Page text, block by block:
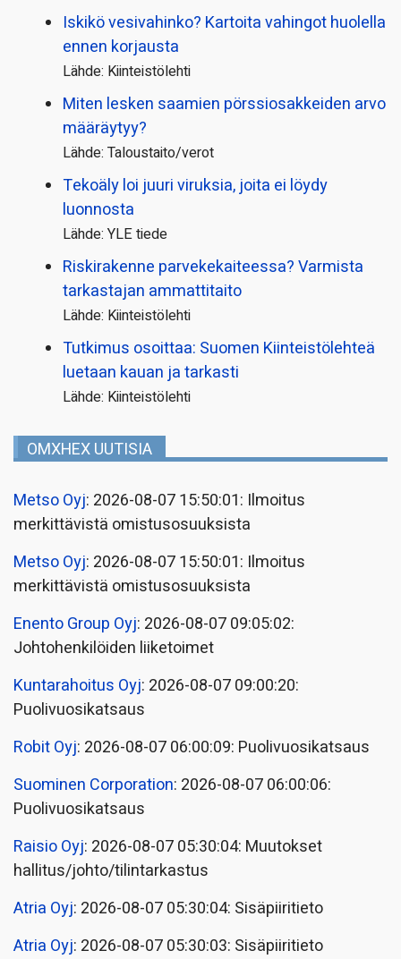
Iskikö vesivahinko? Kartoita vahingot huolella
ennen korjausta
Lähde: Kiinteistölehti
Miten lesken saamien pörssi­osakkeiden arvo
määräytyy?
Lähde: Taloustaito/verot
Tekoäly loi juuri viruksia, joita ei löydy
luonnosta
Lähde: YLE tiede
Riskirakenne parvekekaiteessa? Varmista
tarkastajan ammattitaito
Lähde: Kiinteistölehti
Tutkimus osoittaa: Suomen Kiinteistölehteä
luetaan kauan ja tarkasti
Lähde: Kiinteistölehti
OMXHEX UUTISIA
Metso Oyj: 2026-08-07 15:50:01: Ilmoitus
merkittävistä omistusosuuksista
Metso Oyj: 2026-08-07 15:50:01: Ilmoitus
merkittävistä omistusosuuksista
Enento Group Oyj: 2026-08-07 09:05:02:
Johtohenkilöiden liiketoimet
Kuntarahoitus Oyj: 2026-08-07 09:00:20:
Puolivuosikatsaus
Robit Oyj: 2026-08-07 06:00:09: Puolivuosikatsaus
Suominen Corporation: 2026-08-07 06:00:06:
Puolivuosikatsaus
Raisio Oyj: 2026-08-07 05:30:04: Muutokset
hallitus/johto/tilintarkastus
Atria Oyj: 2026-08-07 05:30:04: Sisäpiiritieto
Atria Oyj: 2026-08-07 05:30:03: Sisäpiiritieto